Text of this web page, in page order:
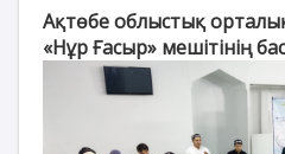
Ақтөбе облыстық
«Нұр Ғасыр» мешітінің